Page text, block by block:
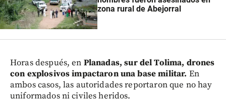
zona rural de Abejorral
Horas después, en Planadas, sur del Tolima, drones
con explosivos impactaron una base militar. En
ambos casos, las autoridades reportaron que no hay
uniformados ni civiles heridos.